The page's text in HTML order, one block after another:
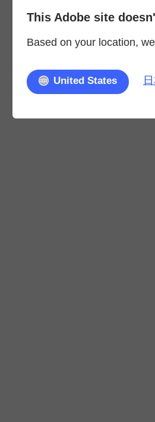
This Adobe site
Based on your location,
United States